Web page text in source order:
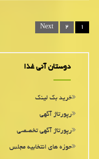
Posts
navigation
۲ Next
دوستان آنی غذا
خرید بک لینک
رپورتاژ آگهی
رپورتاژ آگهی تخصصی
حوزه های انتخابیه مجلس